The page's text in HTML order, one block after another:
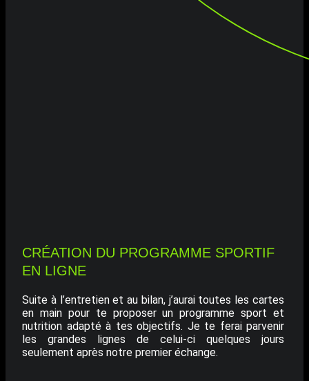
CRÉATION DU PROGRAMME SPORTIF
EN LIGNE
Suite à l’entretien et au bilan, j’aurai toutes les cartes
en main pour te proposer un programme sport et
nutrition adapté à tes objectifs. Je te ferai parvenir
les grandes lignes de celui-ci quelques jours
seulement après notre premier échange.